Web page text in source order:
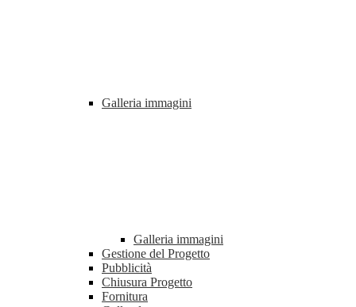
Galleria immagini
Galleria immagini
Gestione del Progetto
Pubblicità
Chiusura Progetto
Fornitura